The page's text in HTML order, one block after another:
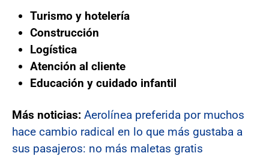
Turismo y hotelería
Construcción
Logística
Atención al cliente
Educación y cuidado infantil
Más noticias: Aerolínea preferida por muchos
hace cambio radical en lo que más gustaba a
sus pasajeros: no más maletas gratis